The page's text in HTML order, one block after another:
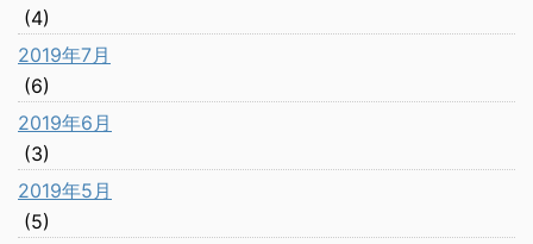
(4)
2019年7月
(6)
2019年6月
(3)
2019年5月
(5)